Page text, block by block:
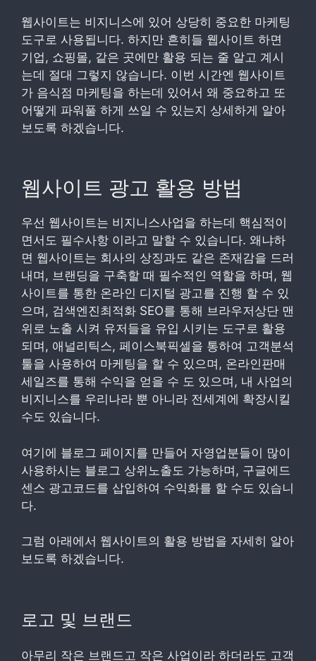
웹사이트는 비지니스에 있어 상당히 중요한 마케팅
도구로 사용됩니다. 하지만 흔히들 웹사이트 하면
기업, 쇼핑몰, 같은 곳에만 활용 되는 줄 알고 계시
는데 절대 그렇지 않습니다. 이번 시간엔 웹사이트
가 음식점 마케팅을 하는데 있어서 왜 중요하고 또
어떻게 파워풀 하게 쓰일 수 있는지 상세하게 알아
보도록 하겠습니다.
웹사이트 광고 활용 방법
우선 웹사이트는 비지니스사업을 하는데 핵심적이
면서도 필수사항 이라고 말할 수 있습니다. 왜냐하
면 웹사이트는 회사의 상징과도 같은 존재감을 드러
내며, 브랜딩을 구축할 때 필수적인 역할을 하며, 웹
사이트를 통한 온라인 디지털 광고를 진행 할 수 있
으며, 검색엔진최적화 SEO를 통해 브라우저상단 맨
위로 노출 시켜 유저들을 유입 시키는 도구로 활용
되며, 애널리틱스, 페이스북픽셀을 통하여 고객분석
툴을 사용하여 마케팅을 할 수 있으며, 온라인판매
세일즈를 통해 수익을 얻을 수 도 있으며, 내 사업의
비지니스를 우리나라 뿐 아니라 전세계에 확장시킬
수도 있습니다.
여기에 블로그 페이지를 만들어 자영업분들이 많이
사용하시는 블로그 상위노출도 가능하며, 구글에드
센스 광고코드를 삽입하여 수익화를 할 수도 있습니
다.
그럼 아래에서 웹사이트의 활용 방법을 자세히 알아
보도록 하겠습니다.
로고 및 브랜드
아무리 작은 브랜드고 작은 사업이라 하더라도 고객